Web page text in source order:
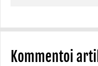
Kommentoi